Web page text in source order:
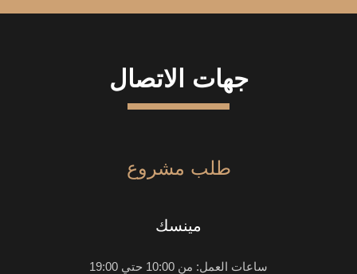
جهات الاتصال
طلب مشروع
مينسك
ساعات العمل: من 10:00 حتي 19:00